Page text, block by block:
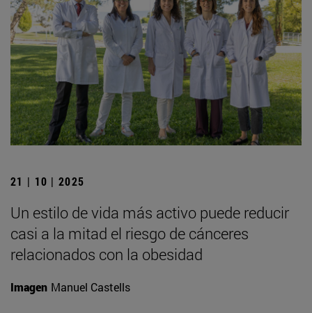
21 | 10 | 2025
Un estilo de vida más activo puede reducir
casi a la mitad el riesgo de cánceres
relacionados con la obesidad
Imagen Manuel Castells